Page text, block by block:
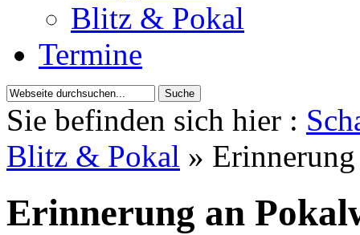
Blitz & Pokal
Termine
Sie befinden sich hier :
Blitz & Pokal »
Erinnerung an